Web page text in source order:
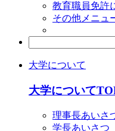
教育職員免許
その他メニュ
大学について
大学について
理事長あいさ
学長あいさつ